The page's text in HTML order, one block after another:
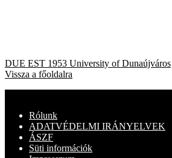
Bejegyzés
navigáció
Previous
post:
DUE EST 1953 University of Dunaújváros
Vissza a főoldalra
Rólunk
ADATVÉDELMI IRÁNYELVEK
ÁSZF
Süti információk